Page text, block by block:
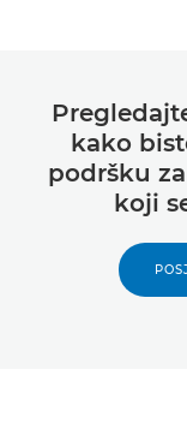
kako
podršku
koji